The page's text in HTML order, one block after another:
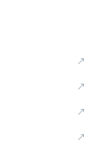
↗
↗
↗
↗